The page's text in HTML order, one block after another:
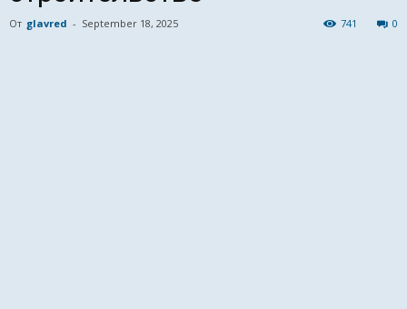
От glavred - September 18, 2025 0
741